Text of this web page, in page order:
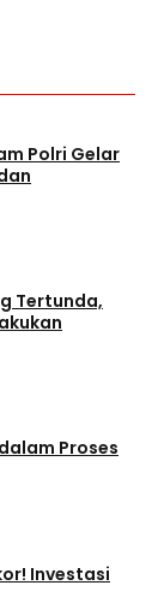
Polri Gelar
Tertunda,
Proses
Investasi